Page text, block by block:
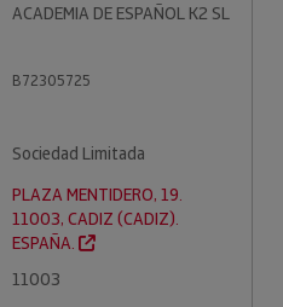
ACADEMIA DE ESPAÑOL K2 SL
B72305725
Sociedad Limitada
PLAZA MENTIDERO, 19.
11003, CADIZ (CADIZ).
ESPAÑA.
11003